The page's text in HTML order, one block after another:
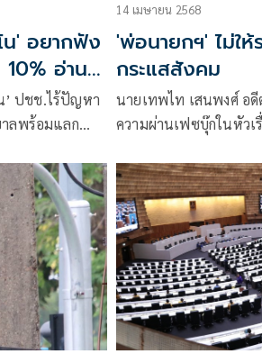
น' อยากฟัง
อ่าน
’ ปชช.ไร้ปัญหา
าลพร้อมแลก
14 เมษายน 2568
'พ่อนายกฯ' ไม่ให้
กระแสสังคม
นายเทพไท เสนพงศ์ อ
ความผ่านเฟซบุ๊กในหัว